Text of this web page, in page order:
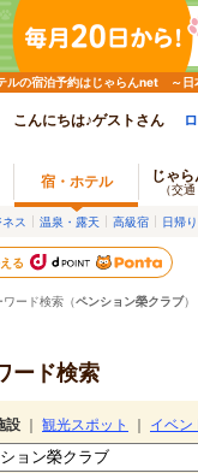
ルの宿泊予約はじゃらんnet ～日
こんにちは♪ゲストさん
宿・ホテル じゃ
（交
ス 温泉・露天 高級宿 日帰
る
ード検索（ペンション榮クラブ）
ード検索
設 観光スポット
イベン